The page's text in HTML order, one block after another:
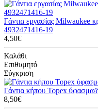
Γάντια εργασίας Milwaukee
4932471416-19
4,50€
Καλάθι
Επιθυμητό
Σύγκριση
Γάντια κήπου Topex
8,50€